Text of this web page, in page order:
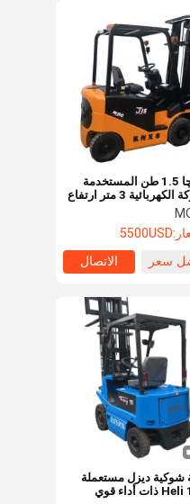
فيديو
هانجچا 1.5 طن المستخدمة
الشوكة الكهربائية 3 متر ارتفاع
5500USD
سعر
الاتصال
شوكية ديزل مستعملة
Heli 1.5T ذات أداء قوي